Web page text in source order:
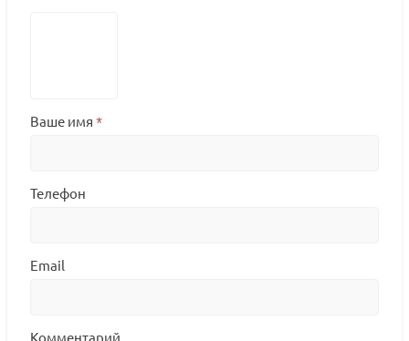
Ваше имя *
Телефон
Email
Комментарий